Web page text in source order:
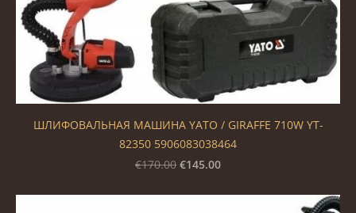
ШЛИФОВАЛЬНАЯ МАШИНА YATO / GIRAFFE 710W YT-
82350 5906083038464
€170.00 €145.00